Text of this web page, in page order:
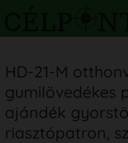
HD-21-M
gumilövedékes
ajándék
riasztópatron,